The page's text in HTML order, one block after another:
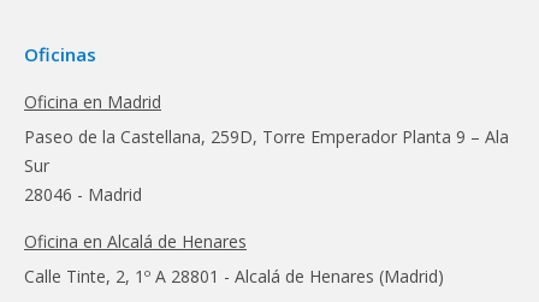
Oficinas
Oficina en Madrid
Paseo de la Castellana, 259D, Torre Emperador Planta 9 – Ala
Sur
28046 - Madrid
Oficina en Alcalá de Henares
Calle Tinte, 2, 1º A 28801 - Alcalá de Henares (Madrid)